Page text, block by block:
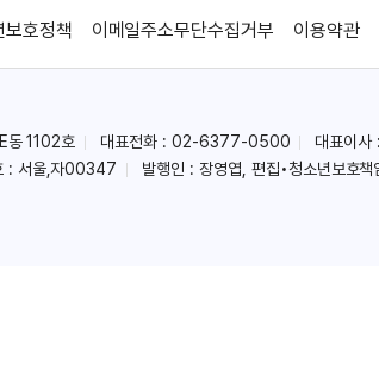
보호정책 이메일주소무단수집거부 이용약관
동 1102호 대표전화 : 02-6377-0500 대표이사
: 서울,자00347 발행인 : 장영엽, 편집•청소년보호책